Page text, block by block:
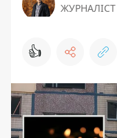
ЖУРНАЛІСТ
👍